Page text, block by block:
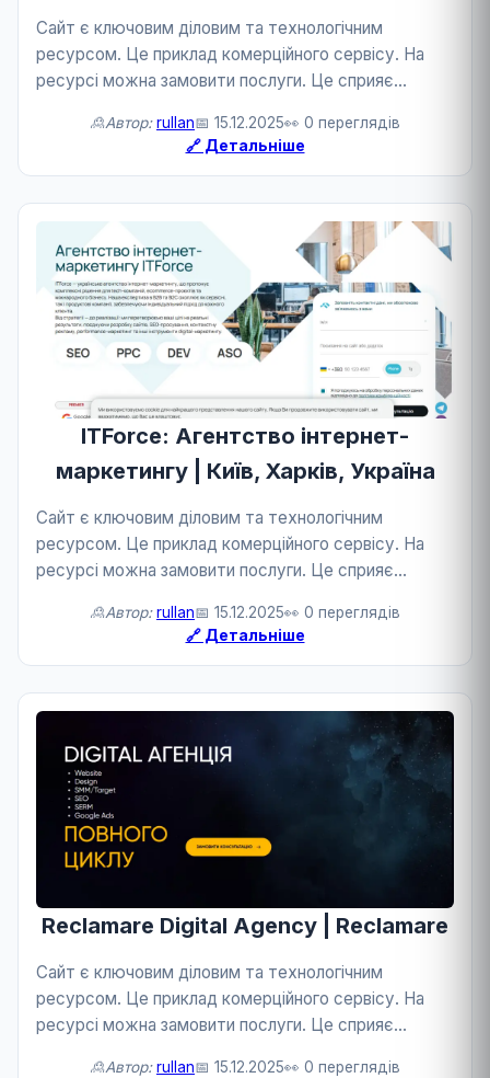
Сайт є ключовим діловим та технологічним
ресурсом. Це приклад комерційного сервісу. На
ресурсі можна замовити послуги. Це сприяє
🙎Автор: rullan📅 15.12.2025👀 0 переглядів
🔗 Детальніше
ITForce: Агентство інтернет-
маркетингу | Київ, Харків, Україна
Сайт є ключовим діловим та технологічним
ресурсом. Це приклад комерційного сервісу. На
ресурсі можна замовити послуги. Це сприяє
🙎Автор: rullan📅 15.12.2025👀 0 переглядів
🔗 Детальніше
Reclamare Digital Agency | Reclamare
Сайт є ключовим діловим та технологічним
ресурсом. Це приклад комерційного сервісу. На
ресурсі можна замовити послуги. Це сприяє
🙎Автор: rullan📅 15.12.2025👀 0 переглядів